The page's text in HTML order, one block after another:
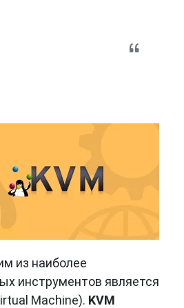
из наиболее
инструментов является
Machine). KVM